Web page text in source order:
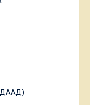
ДААД)